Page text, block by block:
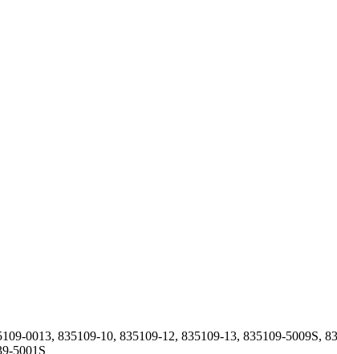
0013, 835109-10, 835109-12, 835109-13, 835109-5009S,
5001S